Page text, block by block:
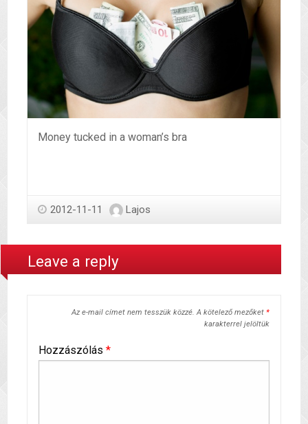
Money tucked in a woman’s bra
2012-11-11 Lajos
Leave a reply
Az e-mail címet nem tesszük közzé. A kötelező mezőket *
karakterrel jelöltük
Hozzászólás *